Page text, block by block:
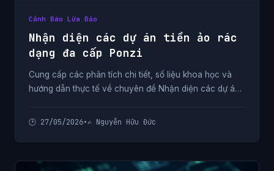
Cảnh Báo Lừa Đảo
Nhận diện các dự án tiền ảo rác
dạng đa cấp Ponzi
Cung cấp các phân tích chi tiết, số liệu khoa học và
hướng dẫn thực tế về chuyên đề Nhận diện các dự án
🕒 27/05/2026•✍️ Nguyễn Hữu Đức